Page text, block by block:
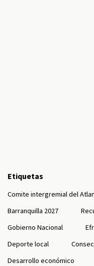
Etiquetas
Comite intergremial del
Barranquilla 2027
Gobierno Nacional
Deporte local
Desarrollo económico